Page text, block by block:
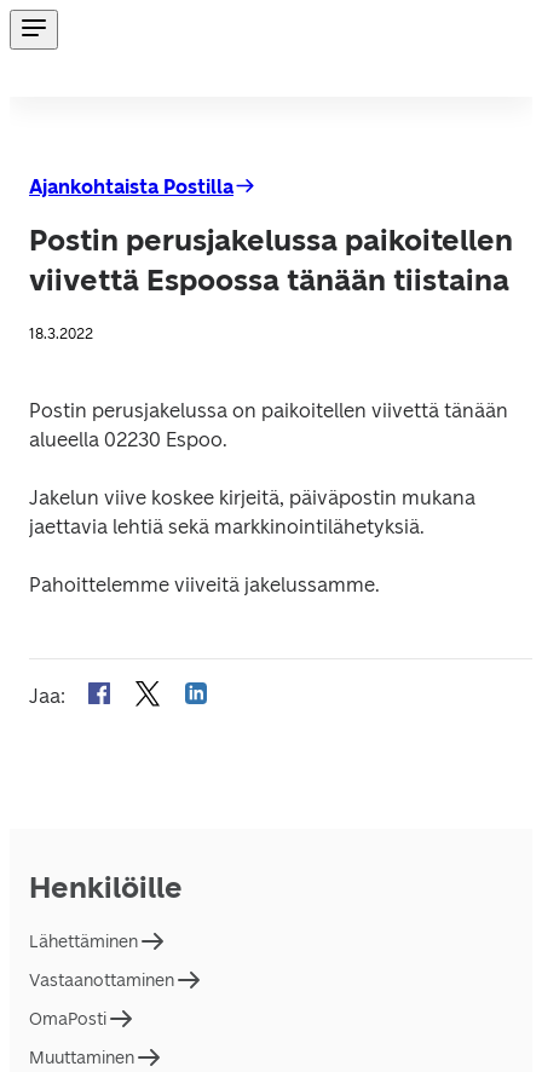
Ajankohtaista Postilla
Postin perusjakelussa paikoitellen
viivettä Espoossa tänään tiistaina
18.3.2022
Postin perusjakelussa on paikoitellen viivettä tänään
alueella 02230 Espoo.
Jakelun viive koskee kirjeitä, päiväpostin mukana
jaettavia lehtiä sekä markkinointilähetyksiä.
Pahoittelemme viiveitä jakelussamme.
Jaa:
Henkilöille
Lähettäminen
Vastaanottaminen
OmaPosti
Muuttaminen